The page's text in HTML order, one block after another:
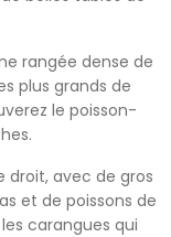
rangée dense de
plus grands de
le poisson-
droit, avec de gros
et de poissons de
carangues qui